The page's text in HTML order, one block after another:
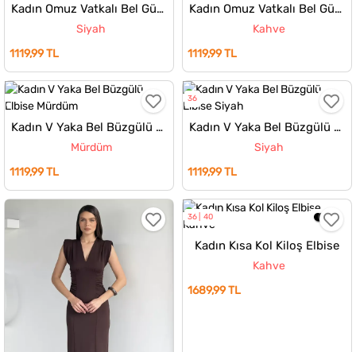
Kadın Omuz Vatkalı Bel Güpür Detaylı Yırtmaçlı Elbise
Siyah
1119,99 TL
Kadın Omuz Vatkalı Bel Güpür Detaylı Yırtmaçlı Elbise
Kahve
1119,99 TL
Kadın V Yaka Bel Büzgülü Elbise
Mürdüm
1119,99 TL
36
Kadın V Yaka Bel Büzgülü Elbise
Siyah
1119,99 TL
36 40
Kadın Kısa Kol Kiloş Elbise
Kahve
1689,99 TL